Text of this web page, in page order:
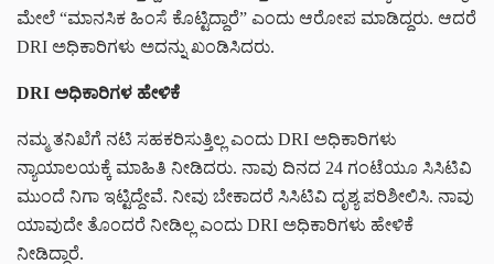
ಮೇಲೆ “ಮಾನಸಿಕ ಹಿಂಸೆ ಕೊಟ್ಟಿದ್ದಾರೆ” ಎಂದು ಆರೋಪ ಮಾಡಿದ್ದರು. ಆದರೆ
DRI ಅಧಿಕಾರಿಗಳು ಅದನ್ನು ಖಂಡಿಸಿದರು.
DRI ಅಧಿಕಾರಿಗಳ ಹೇಳಿಕೆ
ನಮ್ಮ ತನಿಖೆಗೆ ನಟಿ ಸಹಕರಿಸುತ್ತಿಲ್ಲ ಎಂದು DRI ಅಧಿಕಾರಿಗಳು
ನ್ಯಾಯಾಲಯಕ್ಕೆ ಮಾಹಿತಿ ನೀಡಿದರು. ನಾವು ದಿನದ 24 ಗಂಟೆಯೂ ಸಿಸಿಟಿವಿ
ಮುಂದೆ ನಿಗಾ ಇಟ್ಟಿದ್ದೇವೆ. ನೀವು ಬೇಕಾದರೆ ಸಿಸಿಟಿವಿ ದೃಶ್ಯ ಪರಿಶೀಲಿಸಿ. ನಾವು
ಯಾವುದೇ ತೊಂದರೆ ನೀಡಿಲ್ಲ ಎಂದು DRI ಅಧಿಕಾರಿಗಳು ಹೇಳಿಕೆ
ನೀಡಿದ್ದಾರೆ.